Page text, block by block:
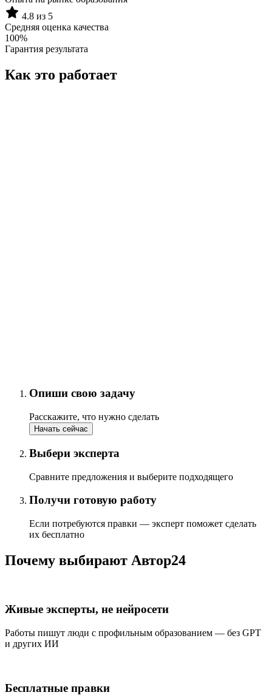
4.8 из 5
Средняя оценка качества
100%
Гарантия результата
Как это работает
Опиши свою задачу
Расскажите, что нужно сделать
Начать сейчас
Выбери эксперта
Сравните предложения и выберите подходящего
Получи готовую работу
Если потребуются правки — эксперт поможет сделать
их бесплатно
Почему выбирают Автор24
Живые эксперты, не нейросети
Работы пишут люди с профильным образованием — без GPT
и других ИИ
Бесплатные правки